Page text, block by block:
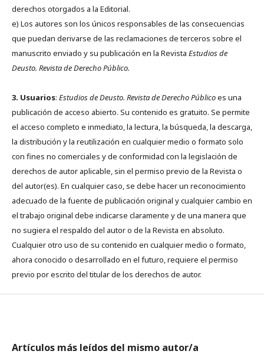
derechos otorgados a la Editorial.
e) Los autores son los únicos responsables de las consecuencias
que puedan derivarse de las reclamaciones de terceros sobre el
manuscrito enviado y su publicación en la Revista Estudios de
Deusto. Revista de Derecho Público.
3. Usuarios: Estudios de Deusto. Revista de Derecho Públicoes una
publicación de acceso abierto. Su contenido es gratuito. Se permite
el acceso completo e inmediato, la lectura, la búsqueda, la descarga,
la distribución y la reutilización en cualquier medio o formato solo
con fines no comerciales y de conformidad con la legislación de
derechos de autor aplicable, sin el permiso previo de la Revista o
del autor(es). En cualquier caso, se debe hacer un reconocimiento
adecuado de la fuente de publicación original y cualquier cambio en
el trabajo original debe indicarse claramente y de una manera que
no sugiera el respaldo del autor o de la Revista en absoluto.
Cualquier otro uso de su contenido en cualquier medio o formato,
ahora conocido o desarrollado en el futuro, requiere el permiso
previo por escrito del titular de los derechos de autor.
Artículos más leídos del mismo autor/a